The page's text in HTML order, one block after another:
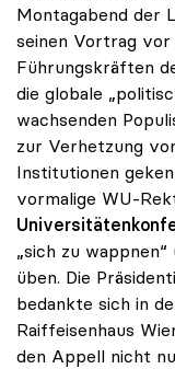
Montagabend der
seinen Vortrag vor
Führungskräften
die globale
wachsenden
zur Verhetzung
Institutionen
vormalige WU-
„sich zu
üben. Die
bedankte sich in
Raiffeisenhaus
den Appell nicht